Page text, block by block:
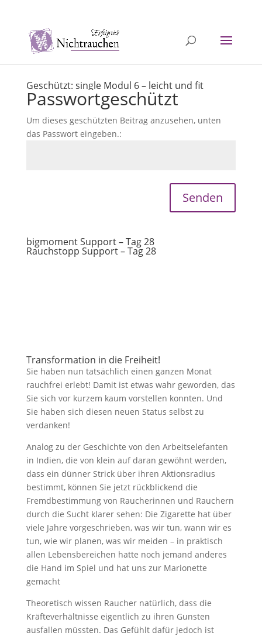
Geschützt: single Modul 6 – leicht und fit
Passwortgeschützt
Um dieses geschützten Beitrag anzusehen, unten
das Passwort eingeben.:
Senden
bigmoment Support – Tag 28
Rauchstopp Support – Tag 28
Transformation in die Freiheit!
Sie haben nun tatsächlich einen ganzen Monat
rauchfrei erlebt! Damit ist etwas wahr geworden, das
Sie sich vor kurzem kaum vorstellen konnten. Und
Sie haben sich diesen neuen Status selbst zu
verdanken!
Analog zu der Geschichte von den Arbeitselefanten
in Indien, die von klein auf daran gewöhnt werden,
dass ein dünner Strick über ihren Aktionsradius
bestimmt, können Sie jetzt rückblickend die
Fremdbestimmung von Raucherinnen und Rauchern
durch die Sucht klarer sehen: Die Zigarette hat über
viele Jahre vorgeschrieben, was wir tun, wann wir es
tun, wie wir planen, was wir meiden – in praktisch
allen Lebensbereichen hatte noch jemand anderes
die Hand im Spiel und hat uns zur Marionette
gemacht
Theoretisch wissen Raucher natürlich, dass die
Kräfteverhältnisse eigentlich zu ihren Gunsten
ausfallen müssten. Das Gefühlt dafür jedoch ist